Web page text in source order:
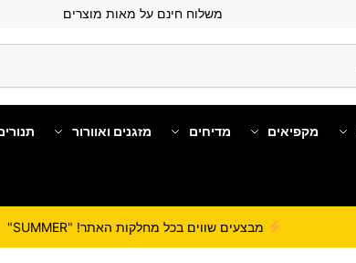
משלוח חינם על מאות מוצרים
מקפיאים מדיחים מזגנים ואוורור
מבצעים שווים בכל מחלקות האתר! "SUMMER"